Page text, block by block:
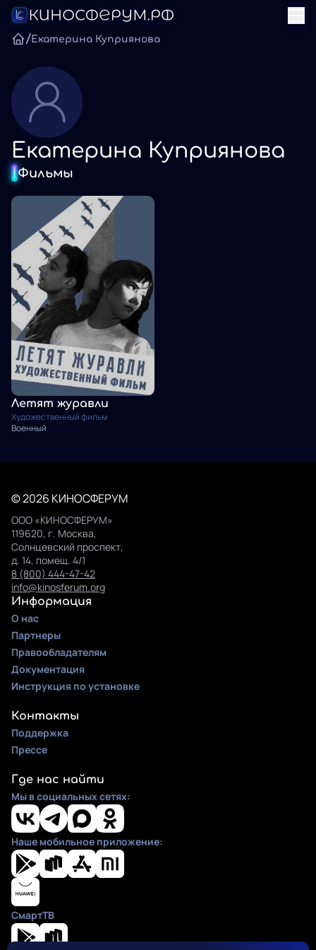
/Екатерина Куприянова
Екатерина Куприянова
Фильмы
Летят журавли
Художественный фильм
Военный
© 2026 КИНОСФЕРУМ
ООО «КИНОСФЕРУМ»
119620, г. Москва,
Солнцевский проспект,
д. 14, помещ. 4/1
8 (800) 444-47-42
info@kinosferum.org
Информация
О нас
Партнеры
Правообладателям
Документация
Инструкция по установке
Контакты
Поддержка
Прессе
Где нас найти
Мы в социальных сетях:
Наше мобильное приложение:
СмартТВ